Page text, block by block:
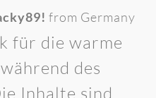
from Germany
für die warme
des
Inhalte sind